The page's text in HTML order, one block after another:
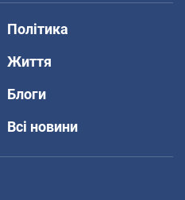
Політика
Життя
Блоги
Всі новини